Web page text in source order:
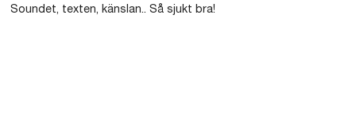
Soundet, texten, känslan.. Så sjukt bra!